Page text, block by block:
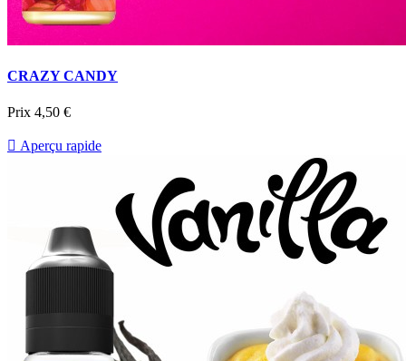
CRAZY CANDY
Prix 4,50 €
 Aperçu rapide